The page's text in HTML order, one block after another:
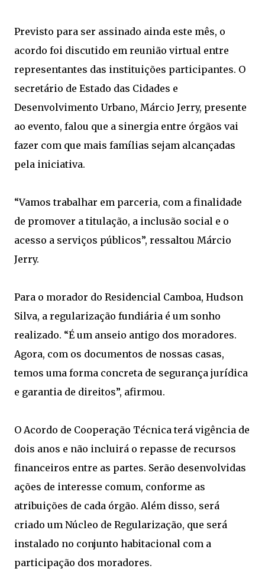
Previsto para ser assinado ainda este mês, o
acordo foi discutido em reunião virtual entre
representantes das instituições participantes. O
secretário de Estado das Cidades e
Desenvolvimento Urbano, Márcio Jerry, presente
ao evento, falou que a sinergia entre órgãos vai
fazer com que mais famílias sejam alcançadas
pela iniciativa.
“Vamos trabalhar em parceria, com a finalidade
de promover a titulação, a inclusão social e o
acesso a serviços públicos”, ressaltou Márcio
Jerry.
Para o morador do Residencial Camboa, Hudson
Silva, a regularização fundiária é um sonho
realizado. “É um anseio antigo dos moradores.
Agora, com os documentos de nossas casas,
temos uma forma concreta de segurança jurídica
e garantia de direitos”, afirmou.
O Acordo de Cooperação Técnica terá vigência de
dois anos e não incluirá o repasse de recursos
financeiros entre as partes. Serão desenvolvidas
ações de interesse comum, conforme as
atribuições de cada órgão. Além disso, será
criado um Núcleo de Regularização, que será
instalado no conjunto habitacional com a
participação dos moradores.